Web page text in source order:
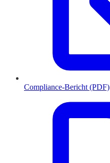
Compliance-Bericht (PDF)